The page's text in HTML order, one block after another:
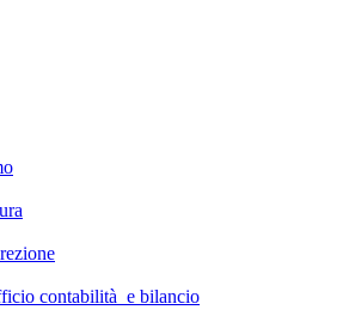
contabilità e bilancio